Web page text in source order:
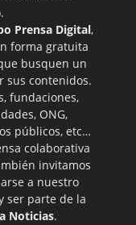
Prensa Digital,
forma gratuita
busquen un
sus contenidos.
fundaciones,
ONG,
públicos, etc…
colaborativa
invitamos
a nuestro
ser parte de la
Noticias.